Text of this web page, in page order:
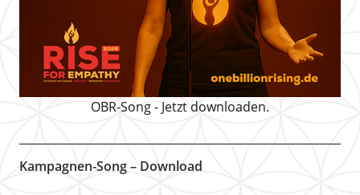
OBR-Song - Jetzt downloaden.
Kampagnen-Song – Download